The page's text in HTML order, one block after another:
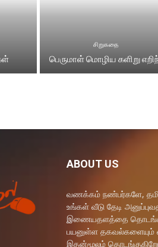
சிறுகதை
பெருமாள் மொழிய களிறு
ABOUT US
வணக்கம் நண்பர்களே,
உங்கள் வீடு தேடி
இணையதளத்தை
பயனுள்ள
இதன்மூலம்